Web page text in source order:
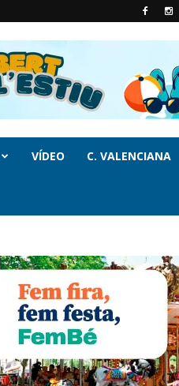
VÍDEO C. VALENCIANA